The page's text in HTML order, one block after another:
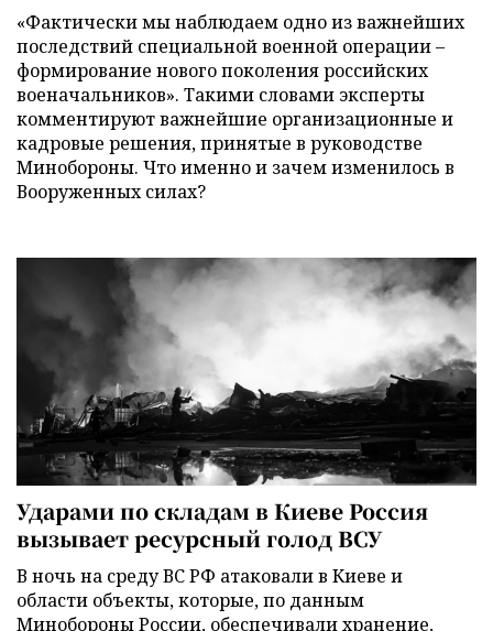
«Фактически мы наблюдаем одно из важнейших
последствий специальной военной операции –
формирование нового поколения российских
военачальников». Такими словами эксперты
комментируют важнейшие организационные и
кадровые решения, принятые в руководстве
Минобороны. Что именно и зачем изменилось в
Вооруженных силах?
Ударами по складам в Киеве Россия
вызывает ресурсный голод ВСУ
В ночь на среду ВС РФ атаковали в Киеве и
области объекты, которые, по данным
Минобороны России, обеспечивали хранение,